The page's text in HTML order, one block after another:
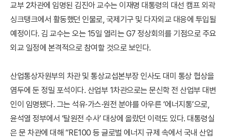
교부 2차관에 임명된 김진아 교수는 이재명 대통령의 대선 캠프 외곽
싱크탱크에서 활동했던 인물로, 국제기구 및 다자외교 대응에 투입될
예정이다. 김 교수는 오는 15일 열리는 G7 정상회의를 기점으로 주요
외교 일정에 본격적으로 참여할 것으로 보인다.
산업통상자원부의 차관 및 통상교섭본부장 인사도 대미 통상 협상을
염두에 둔 정밀 포석이다. 산업부 1차관으로는 문신학 전 산업부 대변
인이 임명됐다. 그는 석유·가스·원전 분야를 아우른 ‘에너지통’으로,
윤석열 정부에서 ‘탈원전 수사’ 대상에 올랐던 이력도 있다. 대통령실
은 문 차관에 대해 “RE100 등 글로벌 에너지 규제 속에서 국내 산업